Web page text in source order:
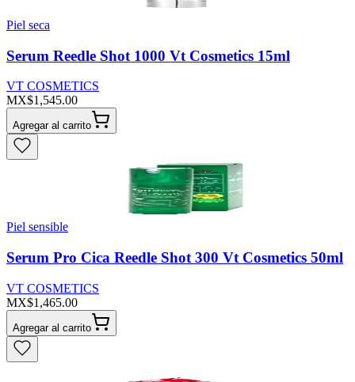
Piel seca
Serum Reedle Shot 1000 Vt Cosmetics 15ml
VT COSMETICS
MX$1,545.00
Agregar al carrito
Piel sensible
Serum Pro Cica Reedle Shot 300 Vt Cosmetics 50ml
VT COSMETICS
MX$1,465.00
Agregar al carrito